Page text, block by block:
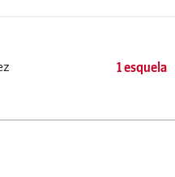
1 esquela